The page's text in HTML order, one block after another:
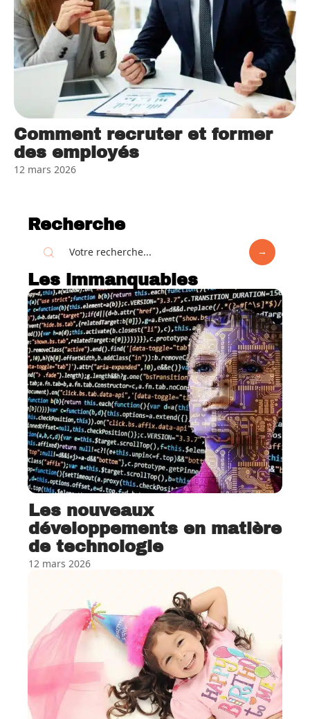
Comment recruter et former
des employés
12 mars 2026
Recherche
Les immanquables
Les nouveaux
développements en matière
de technologie
12 mars 2026